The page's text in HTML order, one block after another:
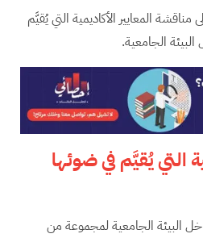
المعايير الأكاديمية التي يُقيَّم
الجامعية.
التي يُقيَّم في ضوئها
البيئة الجامعية لمجموعة من